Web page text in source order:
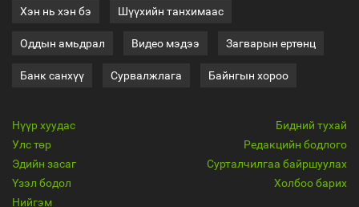
Хэн нь хэн бэ
Шүүхийн танхимаас
Оддын амьдрал Видео мэдээ Загварын ертөнц
Банк санхүү Сурвалжлага Байнгын хороо
Нүүр хуудас
Улс төр
Эдийн засаг
Үзэл бодол
Нийгэм
Бидний тухай
Редакцийн бодлого
Сурталчилгаа байршуулах
Холбоо барих